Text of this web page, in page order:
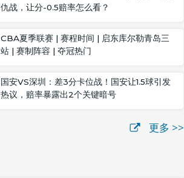
仇战，让分-0.5赔率怎么看？
CBA夏季联赛 | 赛程时间 | 启东库尔勒青岛三
站 | 赛制阵容 | 夺冠热门
国安VS深圳：差3分卡位战！国安让1.5球引发
热议，赔率暴露出2个关键暗号
更多 >>